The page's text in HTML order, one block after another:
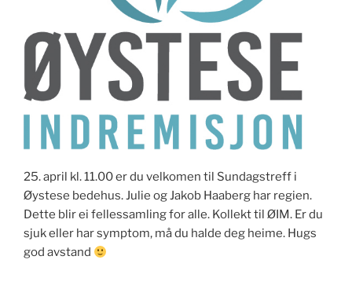
25. april kl. 11.00 er du velkomen til Sundagstreff i
Øystese bedehus. Julie og Jakob Haaberg har regien.
Dette blir ei fellessamling for alle. Kollekt til ØIM. Er du
sjuk eller har symptom, må du halde deg heime. Hugs
god avstand